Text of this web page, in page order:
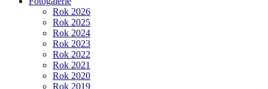
Rok 2026
Rok 2025
Rok 2024
Rok 2023
Rok 2022
Rok 2021
Rok 2020
Rok 2019